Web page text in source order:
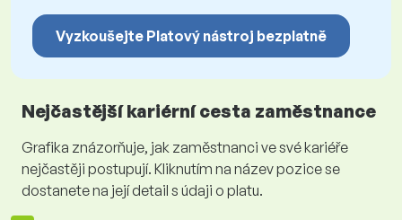
Vyzkoušejte Platový nástroj bezplatně
Nejčastější kariérní cesta zaměstnance
Grafika znázorňuje, jak zaměstnanci ve své kariéře
nejčastěji postupují. Kliknutím na název pozice se
dostanete na její detail s údaji o platu.